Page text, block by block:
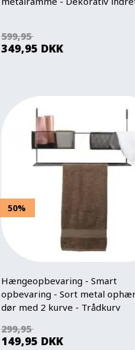
599,95
349,95 DKK
50%
Hængeopbevaring - Smart
opbevaring - Sort metal
dør med 2 kurve - Trådkurv
299,95
149,95 DKK